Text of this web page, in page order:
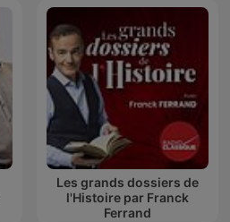
Les grands dossiers de
l'Histoire par Franck
Ferrand